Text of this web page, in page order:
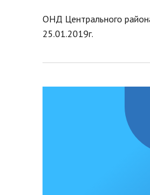
Порядок поступления
муниципальную
ОНД Центрального
25.01.2019г.